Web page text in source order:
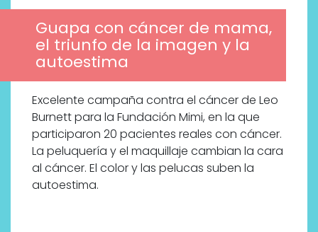
Guapa con cáncer de mama,
el triunfo de la imagen y la
autoestima
Excelente campaña contra el cáncer de Leo
Burnett para la Fundación Mimi, en la que
participaron 20 pacientes reales con cáncer.
La peluquería y el maquillaje cambian la cara
al cáncer. El color y las pelucas suben la
autoestima.